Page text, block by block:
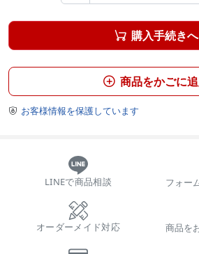
 購入手続きへ
 商品をかごに
 お客様情報を保護しています
LINEで商品相談 フォー
オーダーメイド対応 商品を